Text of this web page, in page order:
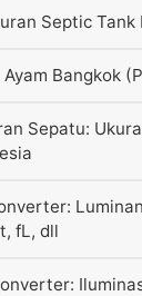
Septic Tank
Bangkok
Sepatu:
fL, dll